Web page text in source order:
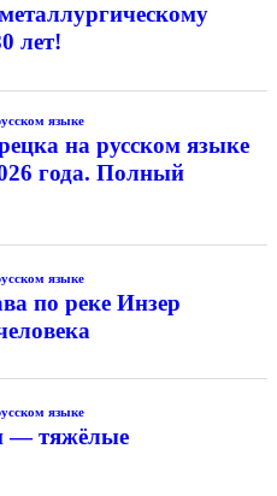
лет!
языке
на русском языке
года. Полный
языке
по реке Инзер
языке
— тяжёлые